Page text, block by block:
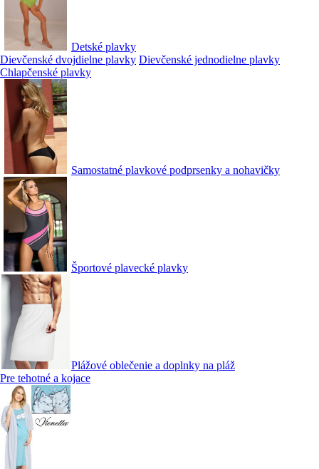
Detské plavky
Dievčenské dvojdielne plavky Dievčenské jednodielne plavky
Chlapčenské plavky
Samostatné plavkové podprsenky a nohavičky
Športové plavecké plavky
Plážové oblečenie a doplnky na pláž
Pre tehotné a kojace